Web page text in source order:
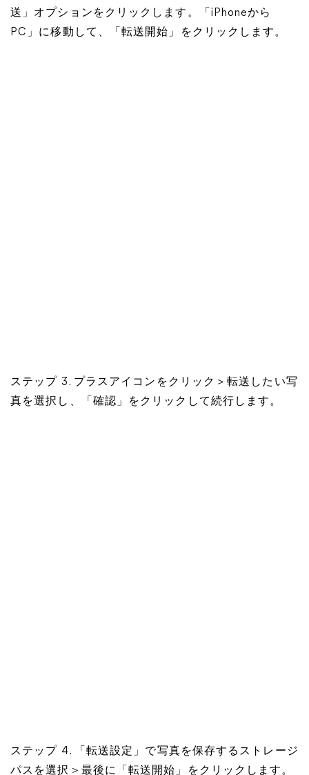
送」オプションをクリックします。「iPhoneから
PC」に移動して、「転送開始」をクリックします。
ステップ 3. プラスアイコンをクリック＞転送したい写
真を選択し、「確認」をクリックして続行します。
ステップ 4. 「転送設定」で写真を保存するストレージ
パスを選択＞最後に「転送開始」をクリックします。